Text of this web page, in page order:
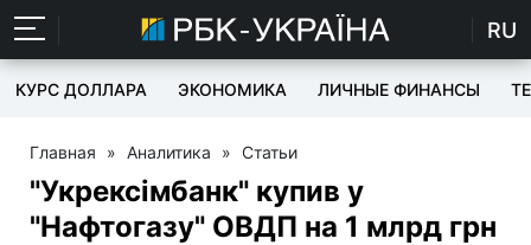
RU
КУРС ДОЛЛАРА ЭКОНОМИКА ЛИЧНЫЕ ФИНАНСЫ
Главная » Аналитика » Статьи
"Укрексімбанк" купив у
"Нафтогазу" ОВДП на 1 млрд грн